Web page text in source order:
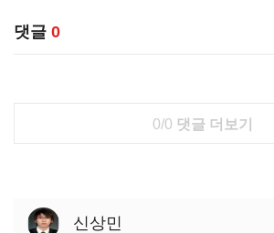
댓글 0
0/0 댓글 더보기
신상민